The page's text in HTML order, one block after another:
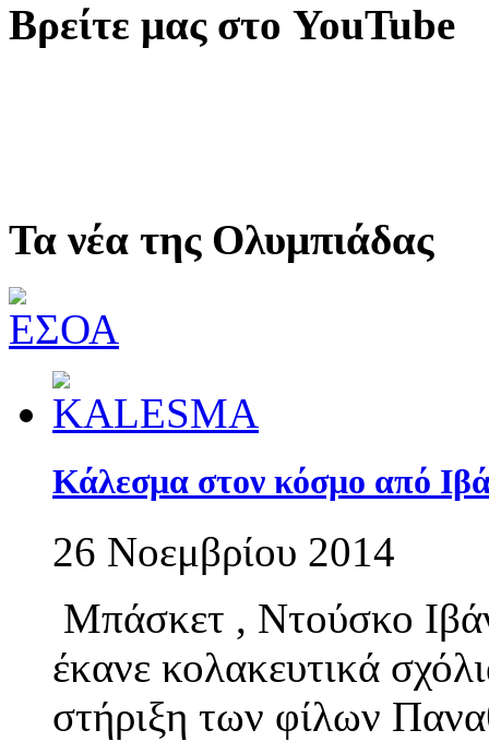
Βρείτε μας στο YouTube
Τα νέα της Ολυμπιάδας
Κάλεσμα στον κόσμο από
26 Νοεμβρίου 2014
Μπάσκετ , Ντούσκο
έκανε κολακευτικά
στήριξη των φίλων